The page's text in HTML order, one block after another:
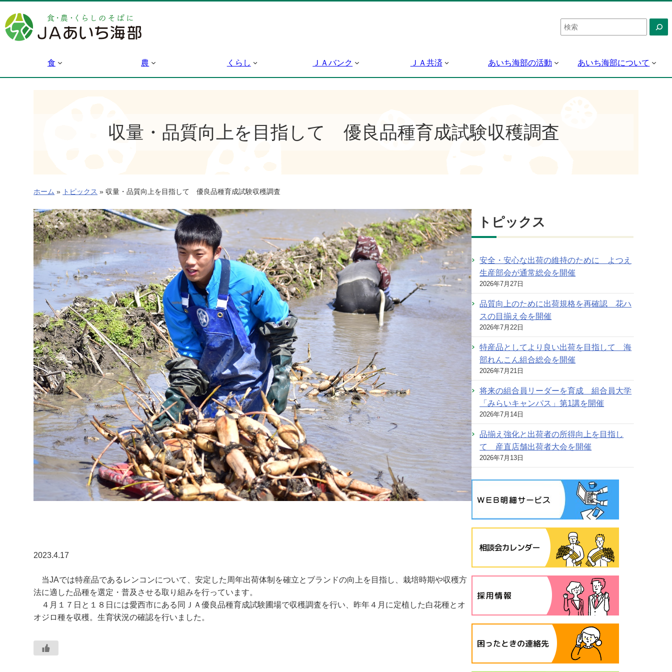
容
を
検
索
食 農 くらし ＪＡバンク ＪＡ共済 あいち海部の活動 あいち海部について
収量・品質向上を目指して 優良品種育成試験収穫調査
ホーム » トピックス » 収量・品質向上を目指して 優良品種育成試験収穫調査
2023.4.17
当JAでは特産品であるレンコンについて、安定した周年出荷体制を確立とブランドの向上を目指し、栽培時期や収穫方
法に適した品種を選定・普及させる取り組みを行っています。
４月１７日と１８日には愛西市にある同ＪＡ優良品種育成試験圃場で収穫調査を行い、昨年４月に定植した白花種とオ
オジロ種を収穫。生育状況の確認を行いました。
トピックス
安全・安心な出荷の維持のために よつえ
生産部会が通常総会を開催
2026年7月27日
品質向上のために出荷規格を再確認 花ハ
スの目揃え会を開催
2026年7月22日
特産品としてより良い出荷を目指して 海
部れんこん組合総会を開催
2026年7月21日
将来の組合員リーダーを育成 組合員大学
「みらいキャンパス」第1講を開催
2026年7月14日
品揃え強化と出荷者の所得向上を目指し
て 産直店舗出荷者大会を開催
2026年7月13日